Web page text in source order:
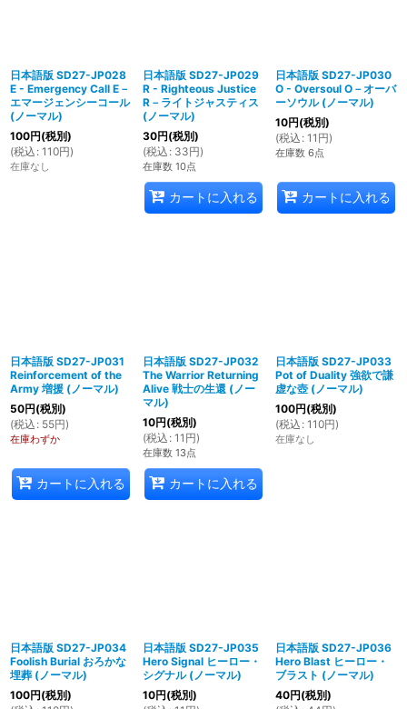
日本語版 SD27-JP028
E - Emergency Call E－
エマージェンシーコール
(ノーマル)
100円(税別)
(税込 : 110円)
在庫なし
日本語版 SD27-JP029
R - Righteous Justice
R－ライトジャスティス
(ノーマル)
30円(税別)
(税込 : 33円)
在庫数 10点
カートに入れる
日本語版 SD27-JP030
O - Oversoul O－オーバ
ーソウル (ノーマル)
10円(税別)
(税込 : 11 円)
在庫数 6点
カートに入れる
日本語版 SD27-JP031
Reinforcement of the
Army 増援 (ノーマル)
50円(税別)
(税込 : 55円)
在庫わずか
カートに入れる
日本語版 SD27-JP032
The Warrior Returning
Alive 戦士の生還 (ノー
マル)
10円(税別)
(税込 : 11 円)
在庫数 13点
カートに入れる
日本語版 SD27-JP033
Pot of Duality 強欲で謙
虚な壺 (ノーマル)
100円(税別)
(税込 : 110円)
在庫なし
日本語版 SD27-JP034
Foolish Burial おろかな
埋葬 (ノーマル)
100円(税別)
日本語版 SD27-JP035
Hero Signal ヒーロー・
シグナル (ノーマル)
10円(税別)
日本語版 SD27-JP036
Hero Blast ヒーロー・
ブラスト (ノーマル)
40円(税別)